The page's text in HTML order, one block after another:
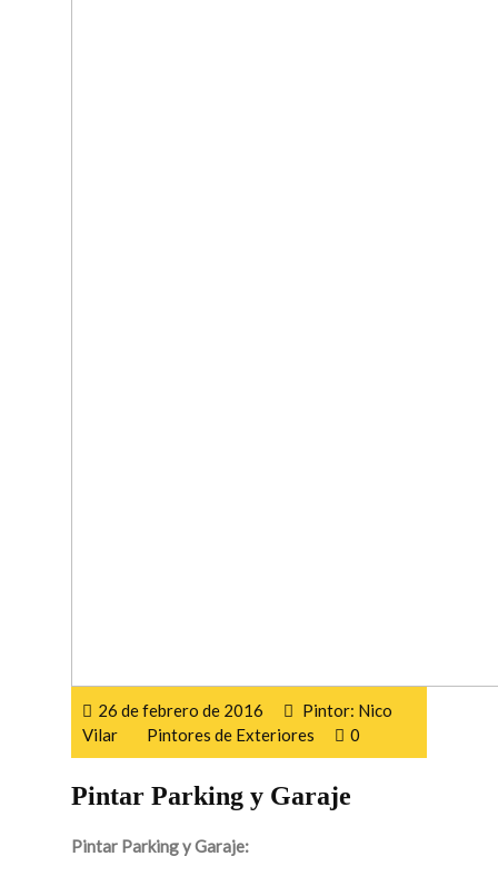
26 de febrero de 2016
Pintor: Nico
Vilar
Pintores de Exteriores 0
Pintar Parking y Garaje
Pintar Parking y Garaje: